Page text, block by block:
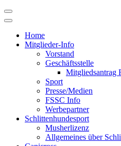
Skip
to
Home
Mitglieder-Info
Vorstand
Geschäftsstelle
Mitgliedsantrag
Sport
Presse/Medien
FSSC Info
Werbepartner
Schlittenhundesport
Musherlizenz
Allgemeines über